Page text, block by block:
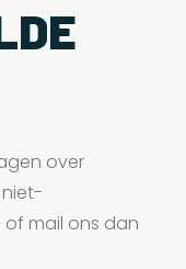
over
mail ons dan